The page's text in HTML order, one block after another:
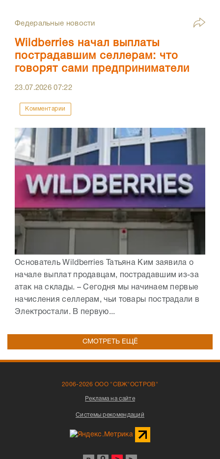
Федеральные новости
Wildberries начал выплаты
пострадавшим селлерам: что
говорят сами предприниматели
23.07.202607:22
Комментарии
Основатель Wildberries Татьяна Ким заявила о
начале выплат продавцам, пострадавшим из-за
атак на склады. – Сегодня мы начинаем первые
начисления селлерам, чьи товары пострадали в
Электростали. В первую...
СМОТРЕТЬ ЕЩЁ
2006-2026 ООО "СВЖ"ОСТРОВ"
Реклама на сайте
Системы рекомендаций